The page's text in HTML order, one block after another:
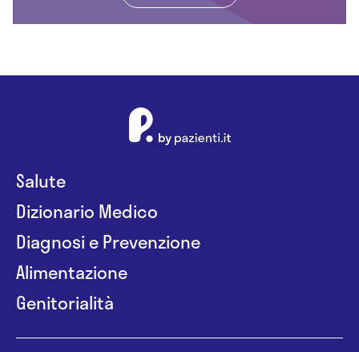
Salute
Dizionario Medico
Diagnosi e Prevenzione
Alimentazione
Genitorialità